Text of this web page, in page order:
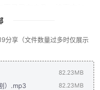
玉帝旨意：限七仙女午时
暖花开日，槐荫树下把子
一条”的誓言，含泪返回
分享（文件数量过多时仅展示
82.23MB
）.mp3 82.23MB